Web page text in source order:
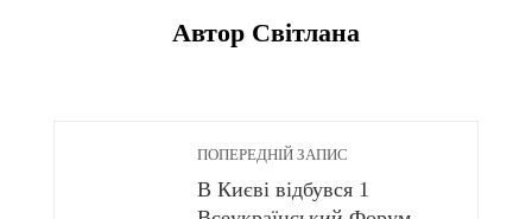
Автор Світлана
ПОПЕРЕДНІЙ ЗАПИС
В Києві відбувся 1